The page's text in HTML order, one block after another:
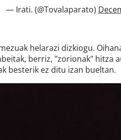
— Irati. (@Tovalaparato)
helarazi dizkiogu.
berriz, "zorionak"
besterik ez ditu izan bueltan.